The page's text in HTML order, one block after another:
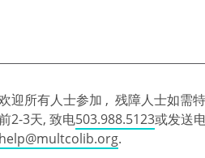
迎所有人士参加 , 残障人士如需
2-3天, 致电503.988.5123或发送
.